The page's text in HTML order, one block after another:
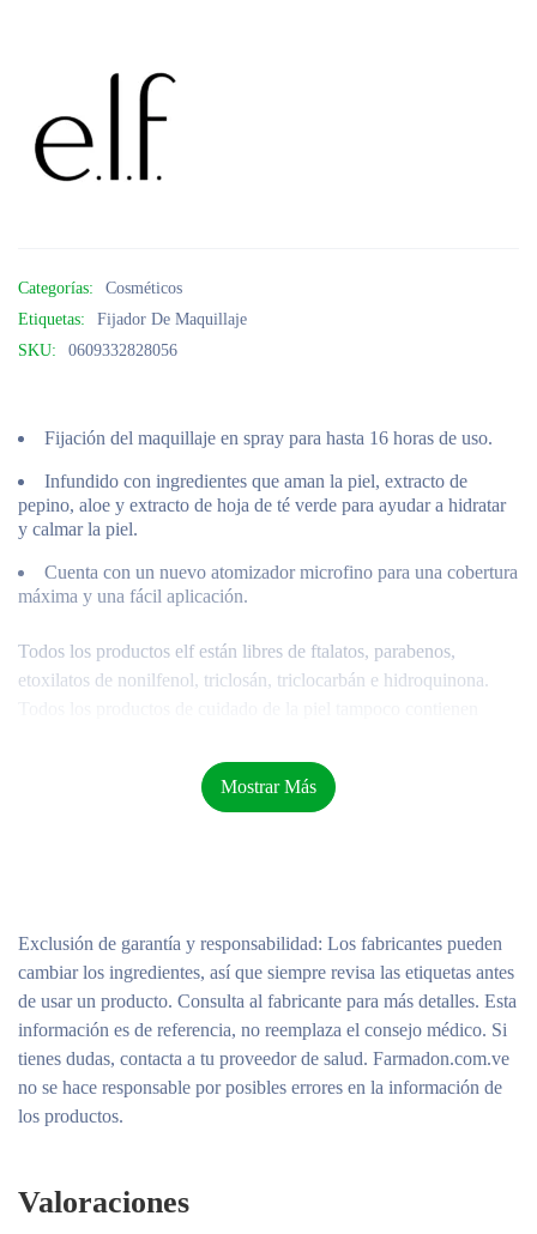
Categorías:
Cosméticos
Etiquetas:
Fijador De Maquillaje
SKU:
0609332828056
Fijación del maquillaje en spray para hasta 16 horas de uso.
Infundido con ingredientes que aman la piel, extracto de
pepino, aloe y extracto de hoja de té verde para ayudar a hidratar
y calmar la piel.
Cuenta con un nuevo atomizador microfino para una cobertura
máxima y una fácil aplicación.
Todos los productos elf están libres de ftalatos, parabenos,
etoxilatos de nonilfenol, triclosán, triclocarbán e hidroquinona.
Todos los productos de elfo son veganos y libres de crueldad
Cómo utilizar el spray fijador Stay All Night:
Para obtener mejores resultados, úselo con Poreless Putty
Primer de elf seguido de Flawless Finish Foundation.
Agite bien el frasco antes de cada uso.
Sosténgalo a una distancia de 8 a 10 pulgadas de la cara.
Mostrar Más
Exclusión de garantía y responsabilidad: Los fabricantes pueden
cambiar los ingredientes, así que siempre revisa las etiquetas antes
de usar un producto. Consulta al fabricante para más detalles. Esta
información es de referencia, no reemplaza el consejo médico. Si
tienes dudas, contacta a tu proveedor de salud. Farmadon.com.ve
no se hace responsable por posibles errores en la información de
los productos.
Valoraciones